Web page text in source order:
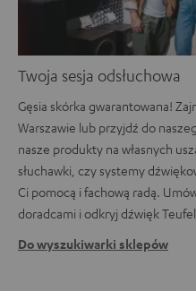
Twoja sesja odsłuchowa
Gęsia skórka gwarantowana!
Warszawie lub przyjdź do
nasze produkty na własnych
słuchawki, czy systemy
Ci pomocą i fachową radą.
doradcami i odkryj dźwięk
Do wyszukiwarki sklepów